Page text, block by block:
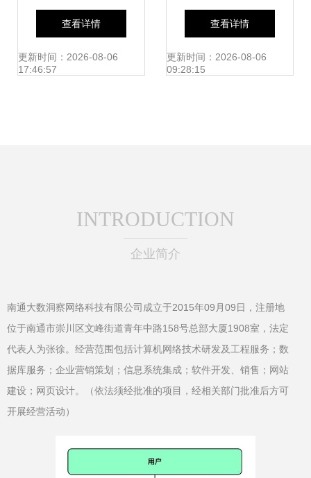
图像数据库服务 艺
术与科技的跨界创
查看详情
更新时间：2026-08-06
17:46:57
大好处 以数据库服
务为例
查看详情
更新时间：2026-08-06
09:28:15
INTRODUCTION
企业简介
南通大数洞察网络科技有限公司成立于2015年09月09日，注册地
位于南通市崇川区文峰街道青年中路158号总部大厦1908室，法定
代表人为张徐。经营范围包括计算机网络技术研发及工程服务；数
据库服务；企业营销策划；信息系统集成；软件开发、销售；网站
建设；网页设计。（依法须经批准的项目，经相关部门批准后方可
开展经营活动）